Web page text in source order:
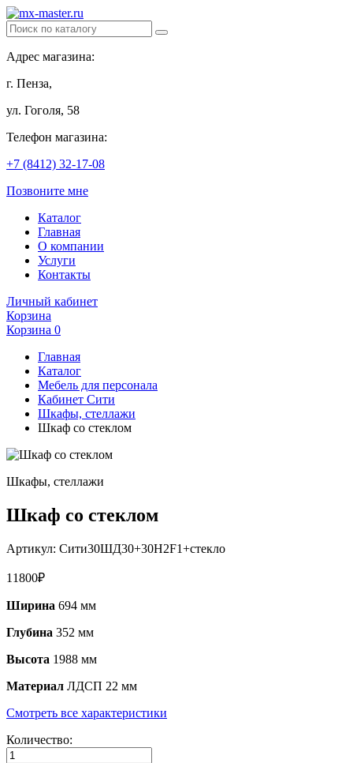
Адрес магазина:
г. Пенза,
ул. Гоголя, 58
Телефон магазина:
+7 (8412) 32-17-08
Позвоните мне
Каталог
Главная
О компании
Услуги
Контакты
Личный кабинет
Корзина
Корзина 0
Главная
Каталог
Мебель для персонала
Кабинет Сити
Шкафы, стеллажи
Шкаф со стеклом
Шкафы, стеллажи
Шкаф со стеклом
Артикул: Сити30ШД30+30H2F1+стекло
11800₽
Ширина 694 мм
Глубина 352 мм
Высота 1988 мм
Материал ЛДСП 22 мм
Смотреть все характеристики
Количество: